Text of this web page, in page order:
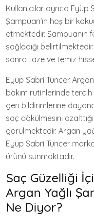
Kullanıcılar ayrıca Eyüp
Şampuan'ın hoş bir
etmektedir. Şampuanın
sağladığı
sonra taze ve temiz
Eyüp Sabri Tuncer Argan
bakım rutinlerinde tercih
geri bildirimlerine
saç dökülmesini
görülmektedir. Argan
Eyüp Sabri Tuncer
ürünü sunmaktadır.
Saç Güzelliği
Argan Yağlı
Ne Diyor?